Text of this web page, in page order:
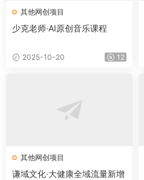
其他网创项目
少克老师·AI原创音乐课程
2025-10-20 12
其他网创项目
谦域文化·大健康全域流量新增